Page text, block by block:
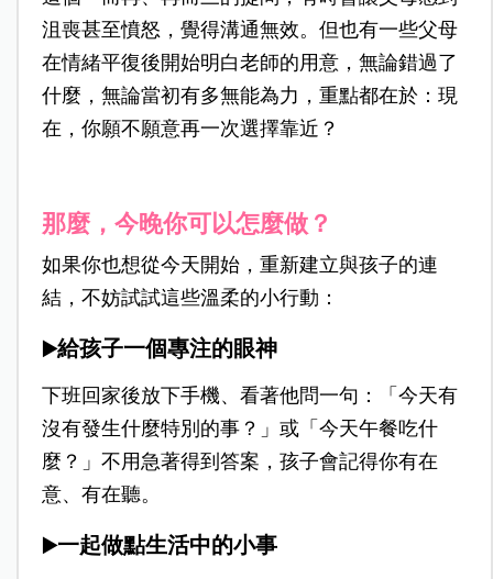
沮喪甚至憤怒，覺得溝通無效。但也有一些父母
在情緒平復後開始明白老師的用意，無論錯過了
什麼，無論當初有多無能為力，重點都在於：現
在，你願不願意再一次選擇靠近？
那麼，今晚你可以怎麼做？
如果你也想從今天開始，重新建立與孩子的連
結，不妨試試這些溫柔的小行動：
▶️給孩子一個專注的眼神
下班回家後放下手機、看著他問一句：「今天有
沒有發生什麼特別的事？」或「今天午餐吃什
麼？」不用急著得到答案，孩子會記得你有在
意、有在聽。
▶️一起做點生活中的小事